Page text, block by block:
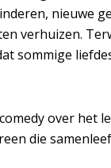
nieuwe
verhuizen.
sommige
over het
die